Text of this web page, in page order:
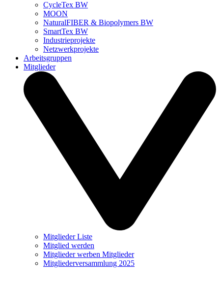
CycleTex BW
MOON
NaturalFIBER & Biopolymers BW
SmartTex BW
Industrieprojekte
Netzwerkprojekte
Arbeitsgruppen
Mitglieder
Mitglieder Liste
Mitglied werden
Mitglieder werben Mitglieder
Mitgliederversammlung 2025